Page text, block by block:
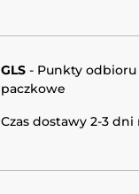
GLS - Punkty
paczkowe
Czas dostawy 2-3 dni